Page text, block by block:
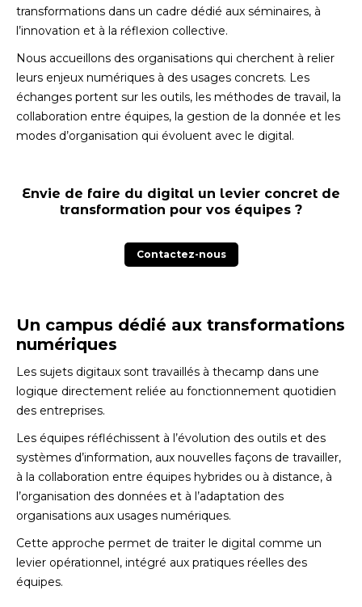
transformations dans un cadre dédié aux séminaires, à
l’innovation et à la réflexion collective.
Nous accueillons des organisations qui cherchent à relier
leurs enjeux numériques à des usages concrets. Les
échanges portent sur les outils, les méthodes de travail, la
collaboration entre équipes, la gestion de la donnée et les
modes d’organisation qui évoluent avec le digital.
Envie de faire du digital un levier concret de
transformation pour vos équipes ?
Contactez-nous
Un campus dédié aux transformations
numériques
Les sujets digitaux sont travaillés à thecamp dans une
logique directement reliée au fonctionnement quotidien
des entreprises.
Les équipes réfléchissent à l’évolution des outils et des
systèmes d’information, aux nouvelles façons de travailler,
à la collaboration entre équipes hybrides ou à distance, à
l’organisation des données et à l’adaptation des
organisations aux usages numériques.
Cette approche permet de traiter le digital comme un
levier opérationnel, intégré aux pratiques réelles des
équipes.